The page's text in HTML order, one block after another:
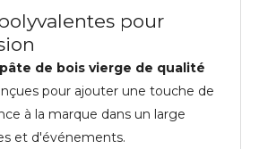
pour
de bois vierge de qualité
pour ajouter une touche de
à la marque dans un large
et d'événements.